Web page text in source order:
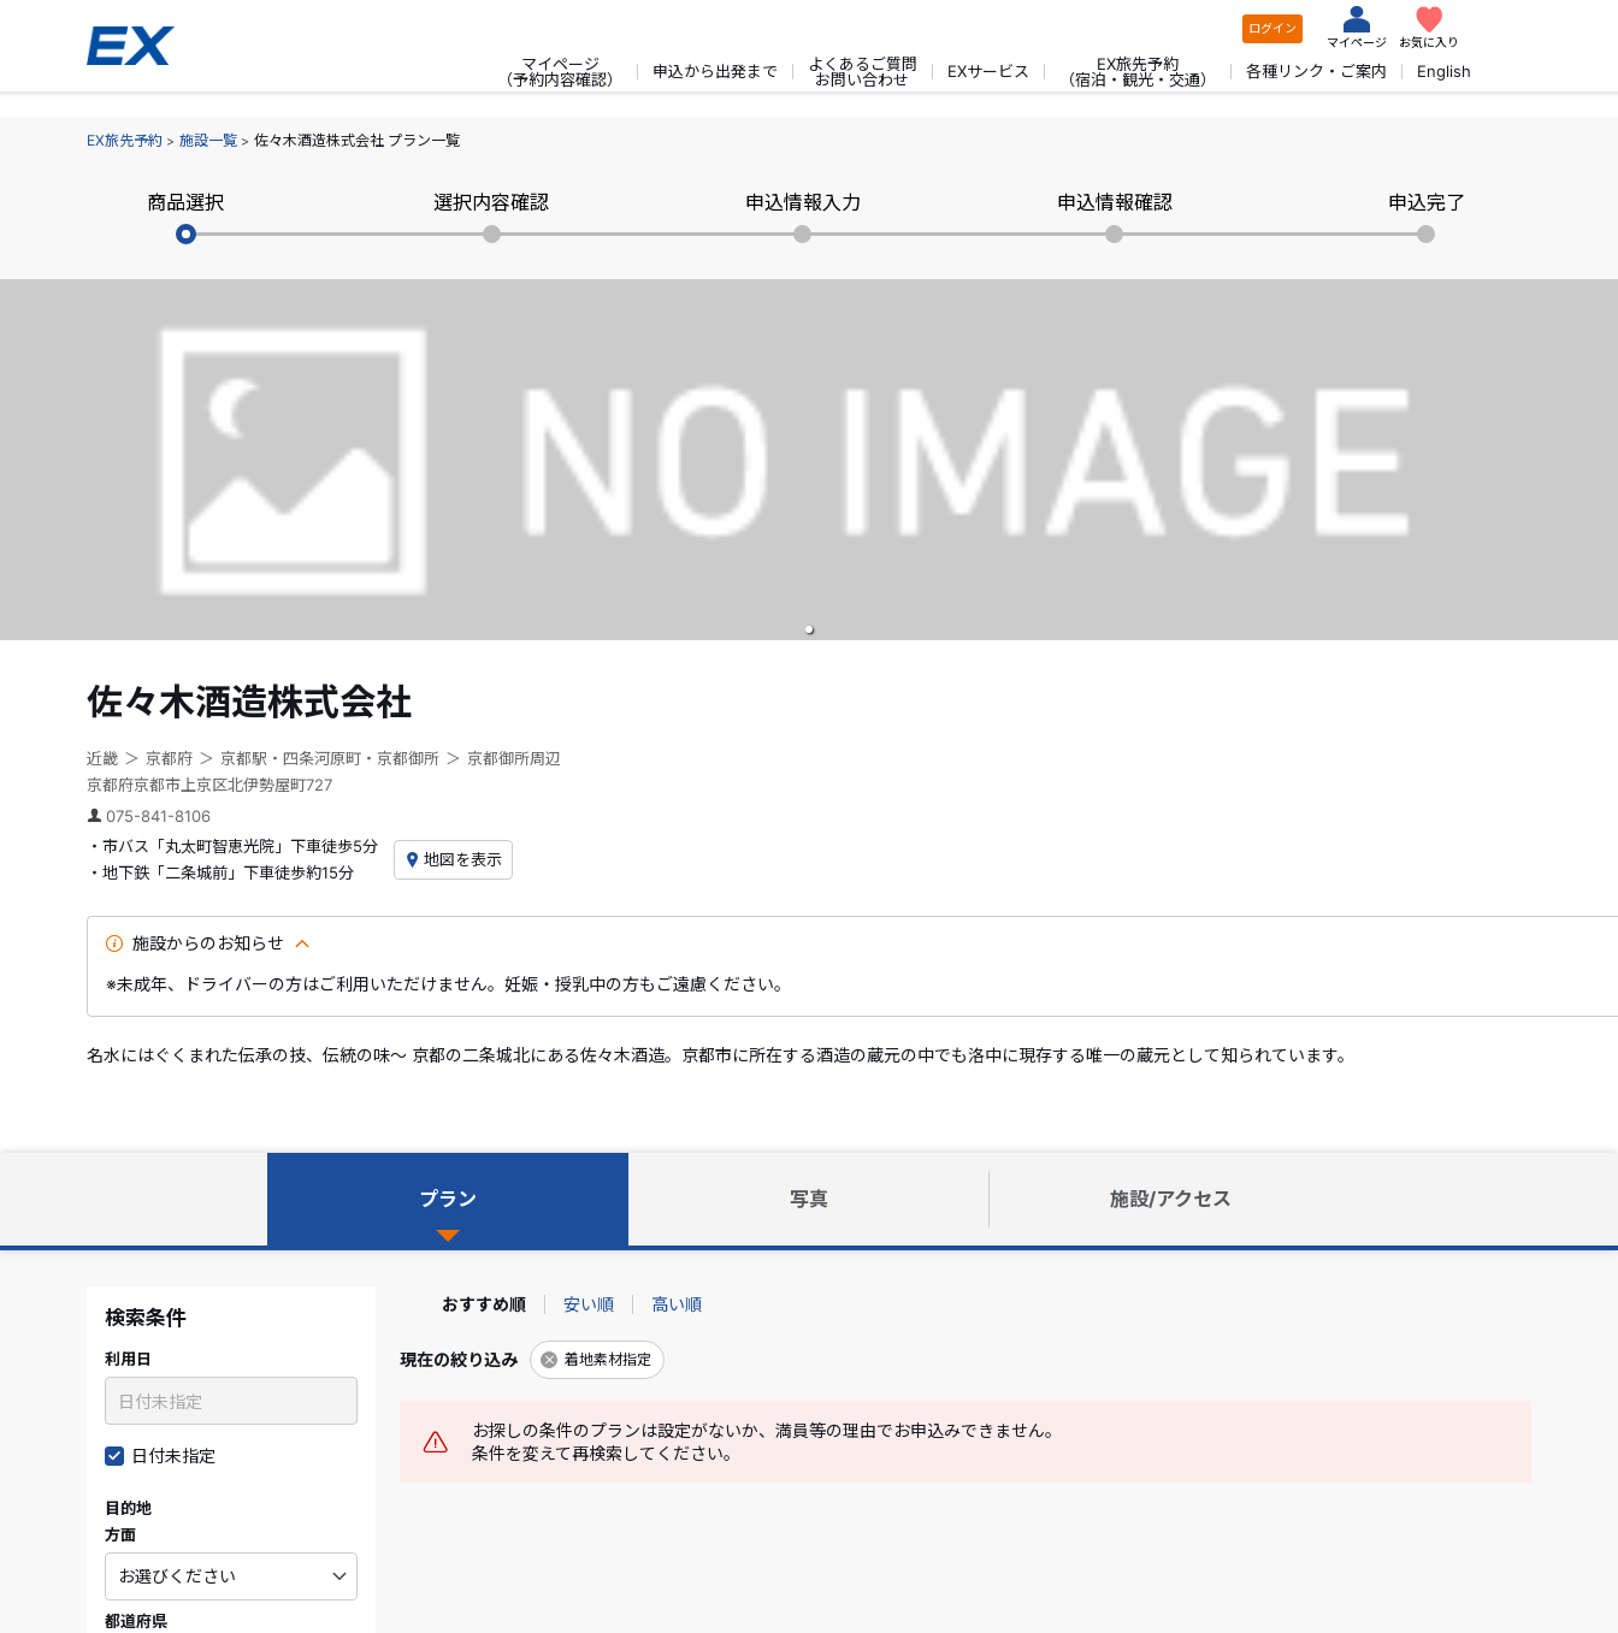
ログイン
マイページ
お気に入り
マイページ
（予約内容確認）
申込から出発まで
よくあるご質問
お問い合わせ
EXサービス
EX旅先予約
（宿泊・観光・交通）
各種リンク・ご案内 English
EX旅先予約 施設一覧 佐々木酒造株式会社 プラン一覧
商品選択 選択内容確認 申込情報入力 申込情報確認 申込完了
佐々木酒造株式会社
近畿 京都府 京都駅・四条河原町・京都御所
京都御所周辺
京都府京都市上京区北伊勢屋町727
075-841-8106
・市バス「丸太町智恵光院」下車徒歩5分
・地下鉄「二条城前」下車徒歩約15分
地図を表示
施設からのお知らせ
※未成年、ドライバーの方はご利用いただけません。妊娠・授乳中の方もご遠慮ください。
名水にはぐくまれた伝承の技、伝統の味〜 京都の二条城北にある佐々木酒造。京都市に所在する酒造の蔵元の中でも洛中に現存する唯一の蔵元として知られています。
プラン 写真 施設/アクセス
検索条件
利用日
日付未指定
目的地
方面
都道府県
現在の絞り込み 着地素材指定
おすすめ順 安い順 高い順
お探しの条件のプランは設定がないか、満員等の理由でお申込みできません。
条件を変えて再検索してください。